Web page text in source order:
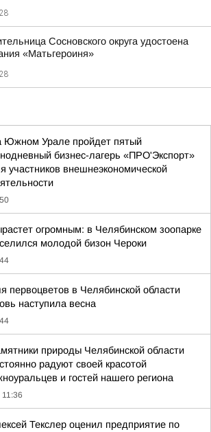
Сосновского округа удостоена
«Матьгероиня»
Южном Урале пройдет пятый
бизнес-лагерь «ПРO'Экспорт»
участников внешнеэкономической
огромным: в Челябинском зоопарке
молодой бизон Чероки
первоцветов в Челябинской области
наступила весна
природы Челябинской области
радуют своей красотой
и гостей нашего региона
11:36
Текслер оценил предприятие по